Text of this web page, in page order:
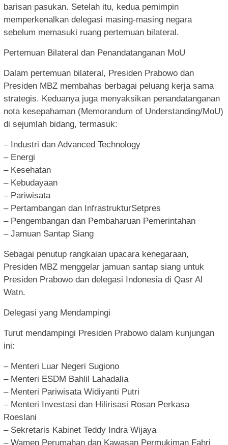
barisan pasukan. Setelah itu, kedua pemimpin
memperkenalkan delegasi masing-masing negara
sebelum memasuki ruang pertemuan bilateral.
Pertemuan Bilateral dan Penandatanganan MoU
Dalam pertemuan bilateral, Presiden Prabowo dan
Presiden MBZ membahas berbagai peluang kerja sama
strategis. Keduanya juga menyaksikan penandatanganan
nota kesepahaman (Memorandum of Understanding/MoU)
di sejumlah bidang, termasuk:
– Industri dan Advanced Technology
– Energi
– Kesehatan
– Kebudayaan
– Pariwisata
– Pertambangan dan InfrastrukturSetpres
– Pengembangan dan Pembaharuan Pemerintahan
– Jamuan Santap Siang
Sebagai penutup rangkaian upacara kenegaraan,
Presiden MBZ menggelar jamuan santap siang untuk
Presiden Prabowo dan delegasi Indonesia di Qasr Al
Watn.
Delegasi yang Mendampingi
Turut mendampingi Presiden Prabowo dalam kunjungan
ini:
– Menteri Luar Negeri Sugiono
– Menteri ESDM Bahlil Lahadalia
– Menteri Pariwisata Widiyanti Putri
– Menteri Investasi dan Hilirisasi Rosan Perkasa
Roeslani
– Sekretaris Kabinet Teddy Indra Wijaya
– Wamen Perumahan dan Kawasan Permukiman Fahri